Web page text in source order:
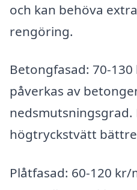
och kan behöva
rengöring.
Betongfasad: 70-
påverkas av
högtryckstvätt
Plåtfasad: 60-120